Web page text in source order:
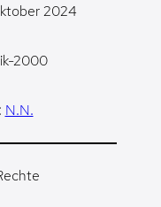
2024
2000
N.N.